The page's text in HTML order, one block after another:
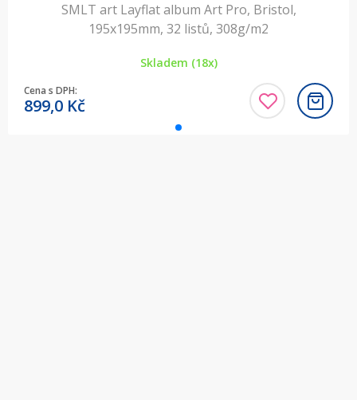
SMLT art Layflat album Art Pro, Bristol,
195x195mm, 32 listů, 308g/m2
Skladem (18x)
Cena s DPH:
899,0 Kč